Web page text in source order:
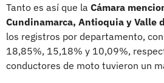
Tanto es así que la Cámara
Cundinamarca, Antioquia y Valle
los registros por departamento,
18,85%, 15,18% y 10,09%,
conductores de moto tuvieron un